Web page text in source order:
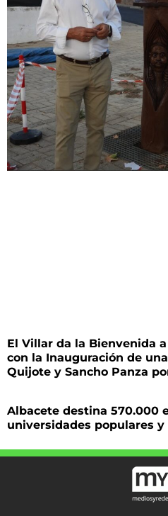
El Villar da la Bienvenida
con la Inauguración de
Quijote y Sancho Panza
Albacete destina 570.000
universidades populares